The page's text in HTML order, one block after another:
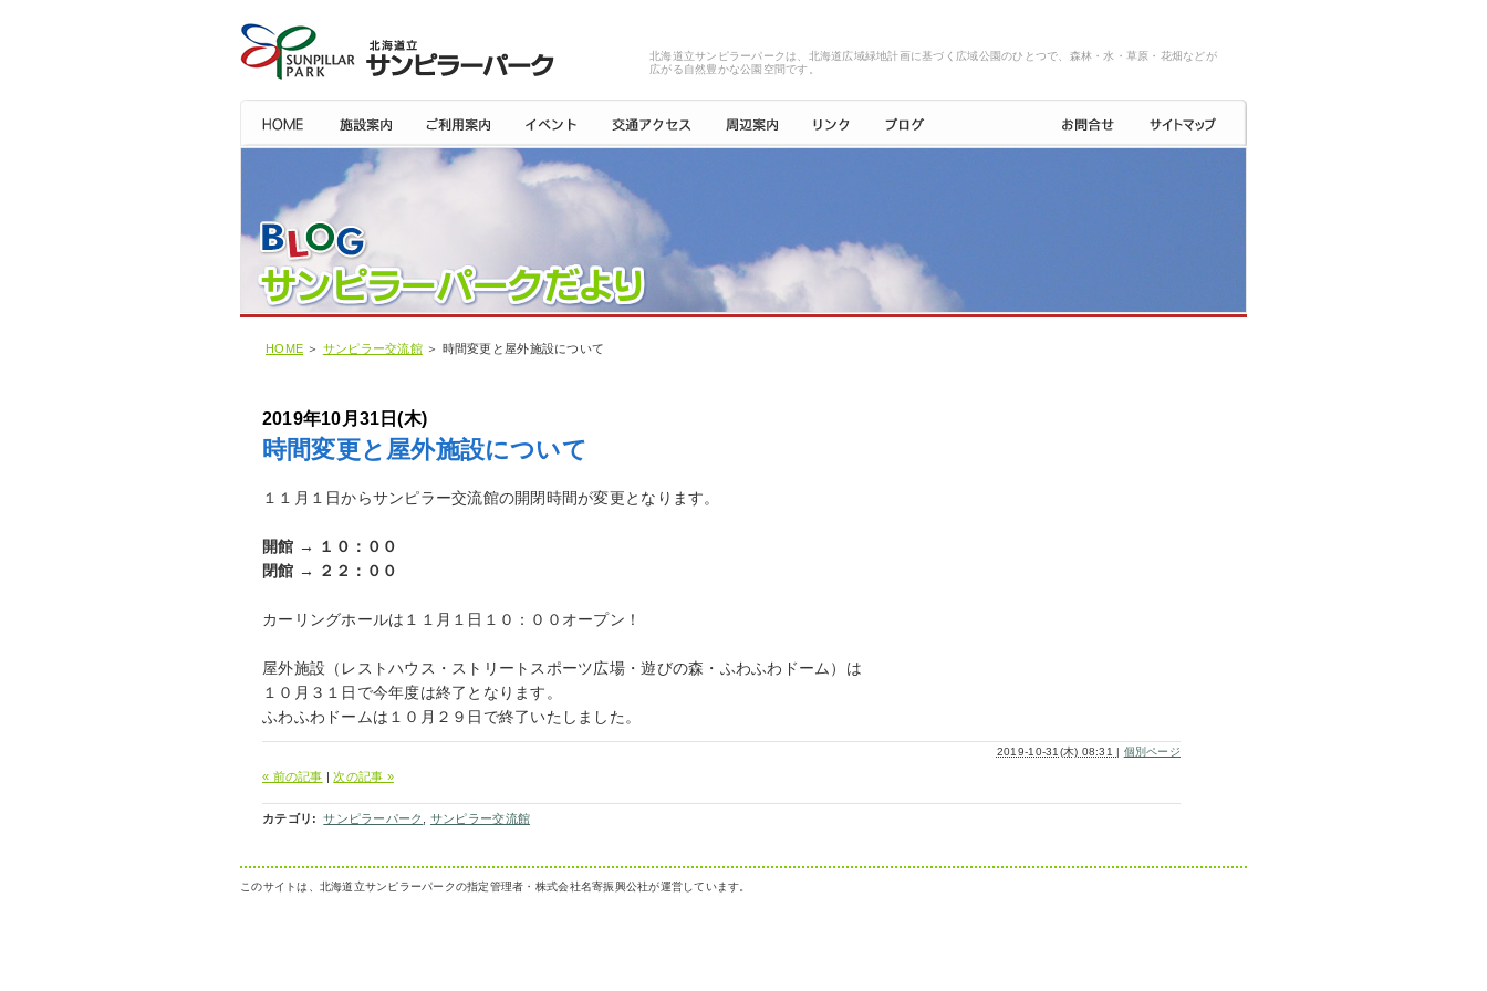
北海道立サンピラーパークは、北海道広域緑地計画に基づく広域公園のひとつで、森林・水・草原・花畑などが
広がる自然豊かな公園空間です。
HOME ＞ サンピラー交流館＞ 時間変更と屋外施設について
2019年10月31日(木)
時間変更と屋外施設について
１１月１日からサンピラー交流館の開閉時間が変更となります。
開館 → １０：００
閉館 → ２２：００
カーリングホールは１１月１日１０：００オープン！
屋外施設（レストハウス・ストリートスポーツ広場・遊びの森・ふわふわドーム）は
１０月３１日で今年度は終了となります。
ふわふわドームは１０月２９日で終了いたしました。
2019-10-31(木) 08:31 | 個別ページ
« 前の記事 |次の記事 »
カテゴリ : サンピラーパーク サンピラー交流館
このサイトは、北海道立サンピラーパークの指定管理者・株式会社名寄振興公社が運営しています。